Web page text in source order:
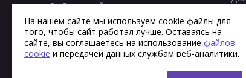
Вс Выходной
Санкт-Петербург,Московское шоссе, 177
корп. 2
На нашем сайте мы используем cookie файлы для
того, чтобы сайт работал лучше. Оставаясь на
сайте, вы соглашаетесь на использование файлов
cookie и передачей данных службам веб-аналитики.